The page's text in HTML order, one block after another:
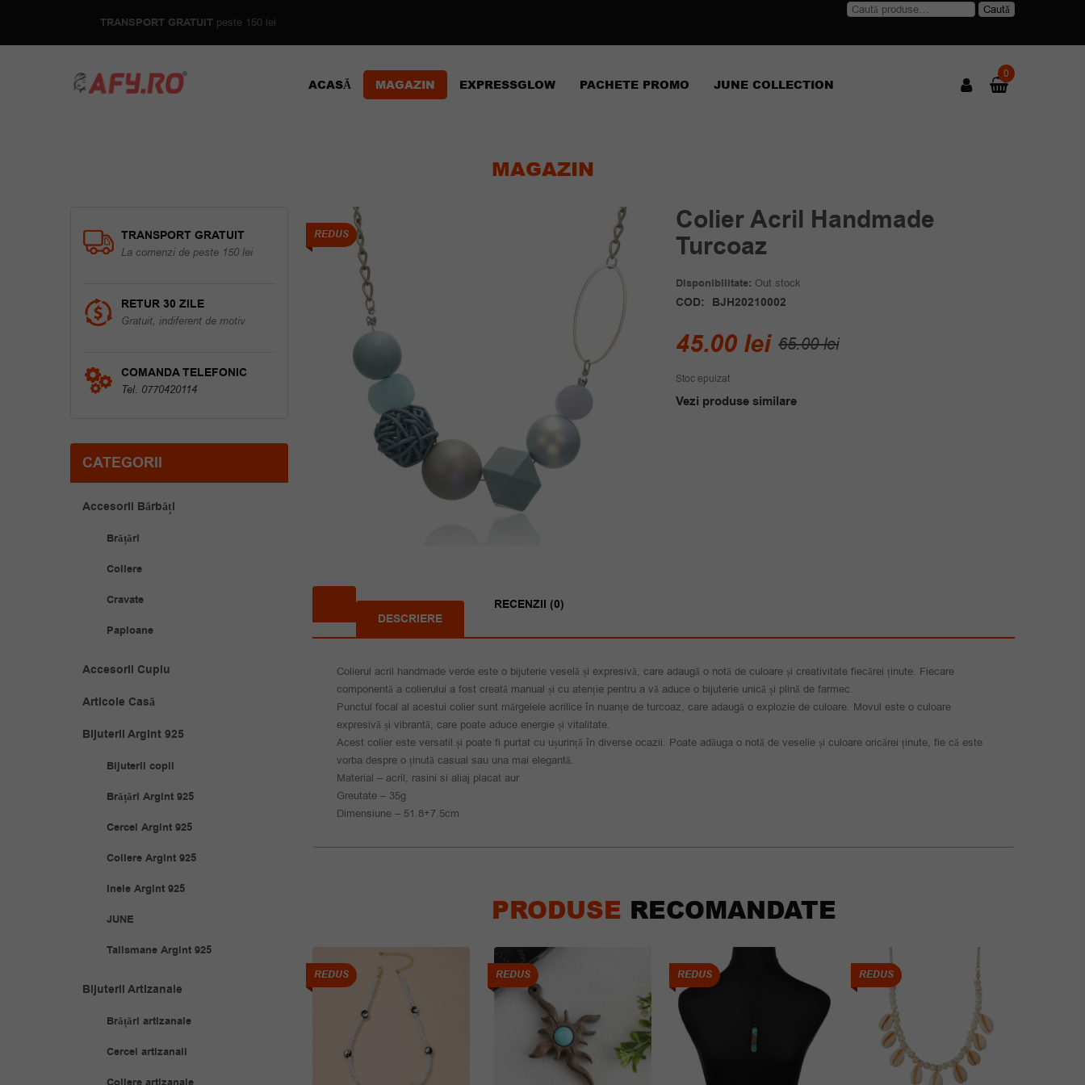
TRANSPORT GRATUIT peste 150 lei
Caută
Caută
ACASĂ MAGAZIN EXPRESSGLOW PACHETE PROMO JUNE COLLECTION
0
MAGAZIN
REDUS Colier Acril Handmade
Turcoaz
Disponibilitate: Out stock
COD: BJH20210002
65.00leiPrețul
45.00 lei
Prețul
Stoc epuizat
Vezi produse similare
DESCRIERE
RECENZII (0)
Colierul acril handmade verde este o bijuterie veselă și expresivă, care adaugă o notă de culoare și creativitate fiecărei ținute. Fiecare
componentă a colierului a fost creată manual și cu atenție pentru a vă aduce o bijuterie unică și plină de farmec.
Punctul focal al acestui colier sunt mărgelele acrilice în nuanțe de turcoaz, care adaugă o explozie de culoare. Movul este o culoare
expresivă și vibrantă, care poate aduce energie și vitalitate.
Acest colier este versatil și poate fi purtat cu ușurință în diverse ocazii. Poate adăuga o notă de veselie și culoare oricărei ținute, fie că este
vorba despre o ținută casual sau una mai elegantă.
Material – acril, rasini si aliaj placat aur
Greutate – 35g
Dimensiune – 51.8+7.5cm
PRODUSE RECOMANDATE
REDUS REDUS REDUS REDUS
TRANSPORT GRATUIT
La comenzi de peste 150 lei
RETUR 30 ZILE
Gratuit, indiferent de motiv
COMANDA TELEFONIC
Tel. 0770420114
CATEGORII
Accesorii Bărbăți
Brățări
Coliere
Cravate
Papioane
Accesorii Cuplu
Articole Casă
Bijuterii Argint 925
Bijuterii copii
Brățări Argint 925
Cercei Argint 925
Coliere Argint 925
Inele Argint 925
JUNE
Talismane Argint 925
Bijuterii Artizanale
Brățări artizanale
Cercei artizanali